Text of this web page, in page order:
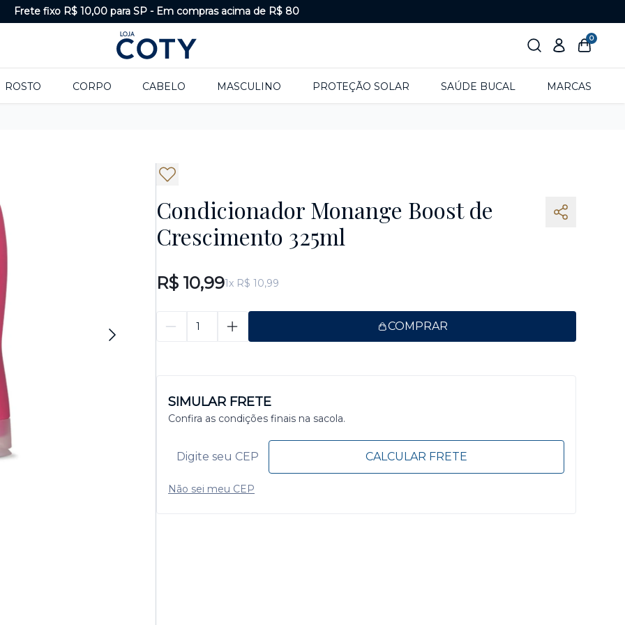
Frete fixo R$ 10,00 para SP - Em compras acima de R$ 80
0
ROSTO CORPO CABELO MASCULINO PROTEÇÃO SOLAR SAÚDE BUCAL MARCAS
Condicionador Monange Boost de
Crescimento 325ml
R$ 10,991x R$ 10,99
COMPRAR
SIMULAR FRETE
Confira as condições finais na sacola.
CALCULAR FRETE
Não sei meu CEP